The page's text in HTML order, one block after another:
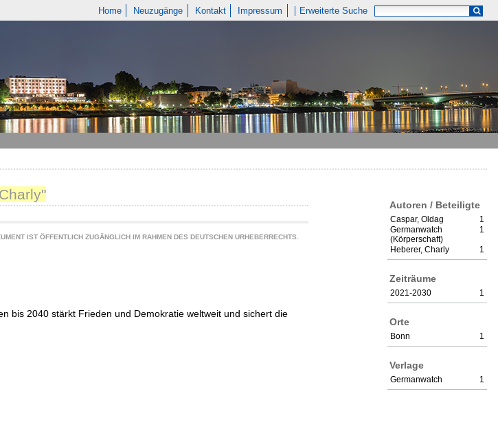
Home Neuzugänge Kontakt Impressum Erweiterte Suche
Autoren / Beteiligte
1
Caspar, Oldag
1
Germanwatch
(Körperschaft)
1
Heberer, Charly
Zeiträume
1
2021-2030
Orte
1
Bonn
Verlage
1
Germanwatch
IST ÖFFENTLICH ZUGÄNGLICH IM RAHMEN DES DEUTSCHEN URHEBERRECHTS.
bis 2040 stärkt Frieden und Demokratie weltweit und sichert die